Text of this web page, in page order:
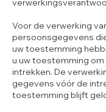
Voor de verwerking
persoonsgegevens
uw toestemming
u uw toestemming
intrekken. De
gegevens vóór de
toestemming blijft